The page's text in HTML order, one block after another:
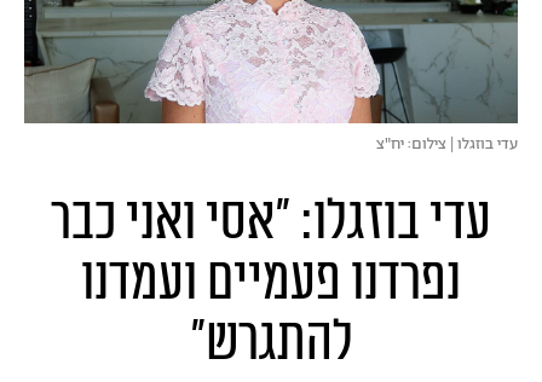
עדי בוזגלו | צילום: יח"צ
עדי בוזגלו: "אסי ואני כבר
נפרדנו פעמיים ועמדנו
להתגרש"